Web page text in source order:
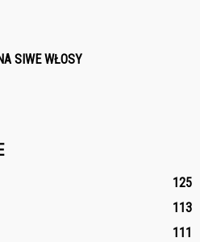
SIWE WŁOSY
125
113
111